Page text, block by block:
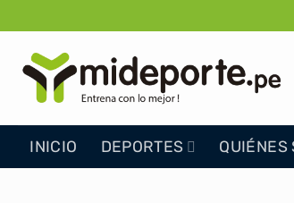
al
contenido
INICIO DEPORTES QUIÉNES